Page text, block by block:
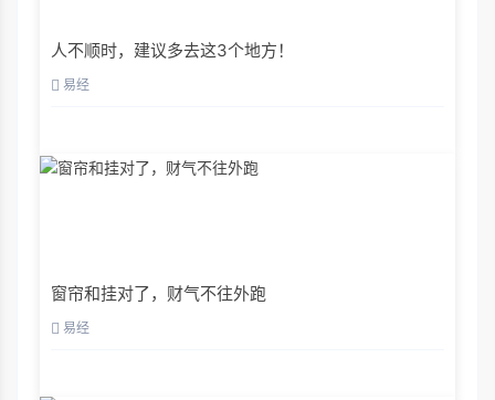
人不顺时，建议多去这3个地方！
易经
窗帘和挂对了，财气不往外跑
易经